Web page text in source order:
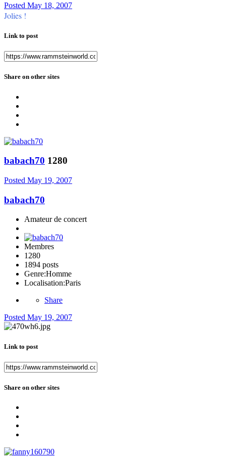
Posted May 18, 2007
Jolies !
Link to post
Share on other sites
babach70 1280
Posted May 19, 2007
babach70
Amateur de concert
Membres
1280
1894 posts
Genre:Homme
Localisation:Paris
Share
Posted May 19, 2007
Link to post
Share on other sites